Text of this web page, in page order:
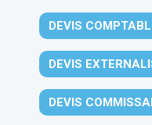
DEVIS
DEVIS
DEVIS